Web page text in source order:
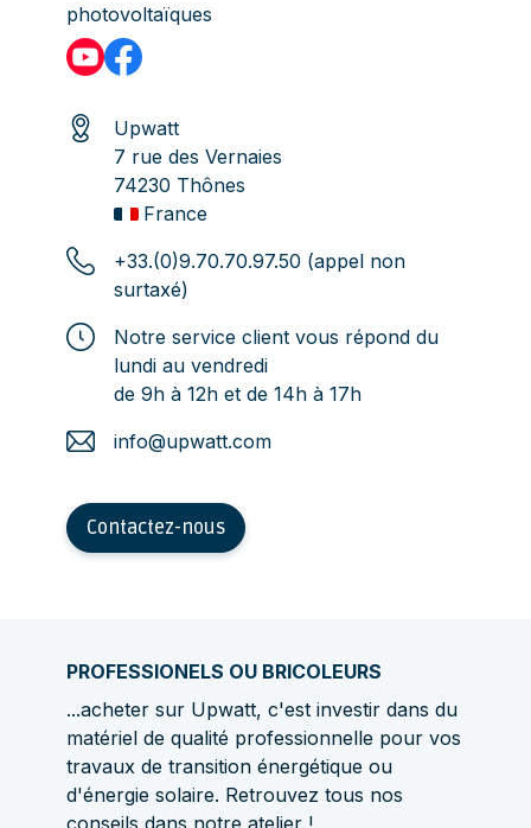
photovoltaïques
Upwatt
7 rue des Vernaies
74230 Thônes
France
+33.(0)9.70.70.97.50 (appel non
surtaxé)
Notre service client vous répond du
lundi au vendredi
de 9h à 12h et de 14h à 17h
info@upwatt.com
Contactez-nous
PROFESSIONELS OU BRICOLEURS
...acheter sur Upwatt, c'est investir dans du
matériel de qualité professionnelle pour vos
travaux de transition énergétique ou
d'énergie solaire. Retrouvez tous nos